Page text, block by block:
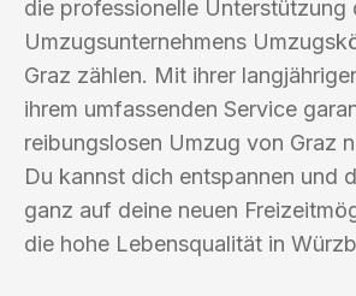
die professionelle Unterstützung
Umzugsunternehmens
Graz zählen. Mit ihrer
ihrem umfassenden Service
reibungslosen Umzug von Graz
Du kannst dich entspannen und
ganz auf deine neuen
die hohe Lebensqualität in